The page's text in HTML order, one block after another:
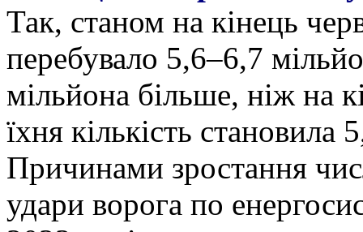
Так, станом на кінець
перебувало 5,6–6,7
мільйона більше, ніж на
їхня кількість
Причинами зростання
удари ворога по